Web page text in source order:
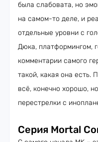
была слабовата, но
на самом-то деле, и
отдельные уровни с
Дюка, платформингом,
комментарии самого
такой, какая она есть.
всё, конечно хорошо,
перестрелки с
Серия Mortal